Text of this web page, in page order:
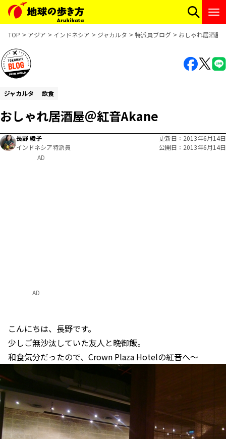
TOP アジア インドネシア ジャカルタ 特派員ブログ おしゃれ居酒屋
ジャカルタ 飲食
おしゃれ居酒屋＠紅音Akane
長野 綾子
インドネシア特派員
更新日
2013年6月14日
公開日
2013年6月14日
AD
こんにちは、長野です。
少しご無沙汰していた友人と晩御飯。
和食気分だったので、Crown Plaza Hotelの紅音へ～
AD